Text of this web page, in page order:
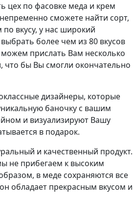
цех по фасовке меда и крем
сможете найти сорт,
вкусу, у нас широкий
более чем из 80 вкусов
прислать Вам несколько
что бы Вы смогли окончательно
дизайнеры, которые
баночку с вашим
и визуализируют Вашу
в подарок.
и качественный продукт.
не прибегаем к высоким
в меде сохраняются все
обладает прекрасным вкусом и